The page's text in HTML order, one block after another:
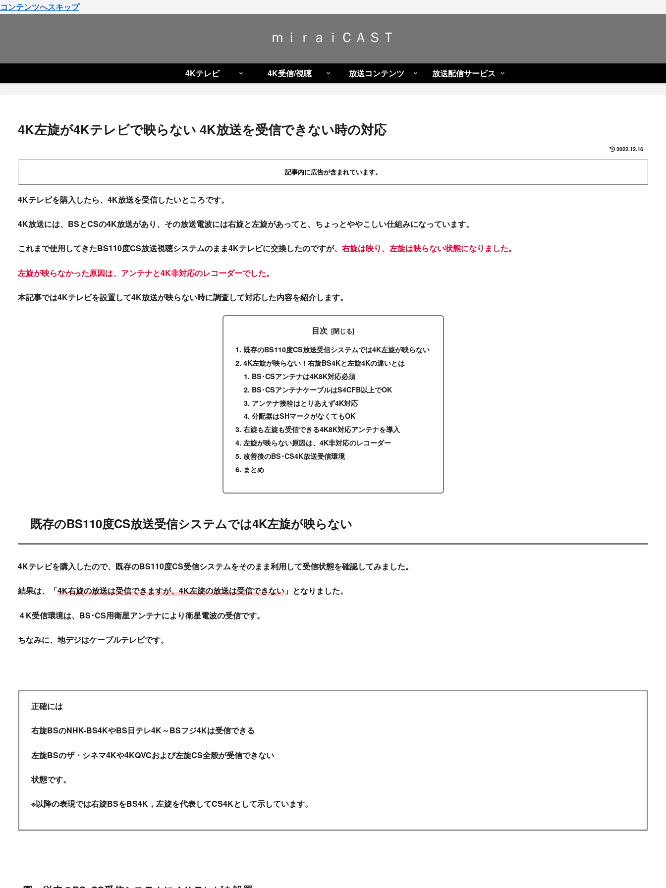
コンテンツへスキップ
ｍｉｒａｉＣＡＳＴ
4Kテレビ 4K受信/視聴 放送コンテンツ 放送配信サービス
4K左旋が4Kテレビで映らない 4K放送を受信できない時の対応
2022.12.16
記事内に広告が含まれています。
4Kテレビを購入したら、4K放送を受信したいところです。
4K放送には、BSとCSの4K放送があり、その放送電波には右旋と左旋があってと、ちょっとややこしい仕組みになっています。
これまで使用してきたBS110度CS放送視聴システムのまま4Kテレビに交換したのですが、 右旋は映り、左旋は映らない状態になりました。
左旋が映らなかった原因は、アンテナと4K非対応のレコーダーでした。
本記事では4Kテレビを設置して4K放送が映らない時に調査して対応した内容を紹介します。
目次
既存のBS110度CS放送受信システムでは4K左旋が映らない
4K左旋が映らない！右旋BS4Kと左旋4Kの違いとは
BS･CSアンテナは4K8K対応必須
BS･CSアンテナケーブルはS4CFB以上でOK
アンテナ接栓はとりあえず4K対応
分配器はSHマークがなくてもOK
右旋も左旋も受信できる4K8K対応アンテナを導入
左旋が映らない原因は、4K非対応のレコーダー
改善後のBS･CS4K放送受信環境
まとめ
既存のBS110度CS放送受信システムでは4K左旋が映らない
4Kテレビを購入したので、 既存のBS110度CS受信システムをそのまま利用して受信状態を確認してみました。
結果は、「4K右旋の放送は受信できますが、4K左旋の放送は受信できない 」となりました。
４K受信環境は、 BS･CS用衛星アンテナにより衛星電波の受信です。
ちなみに、地デジはケーブルテレビです。
正確には
右旋BSのNHK-BS4KやBS日テレ4K～BSフジ4Kは受信できる
左旋BSのザ・シネマ4Kや4KQVCおよび左旋CS全般が受信できない
状態です。
※以降の表現では右旋BSをBS4K，左旋を代表してCS4Kとして示しています。